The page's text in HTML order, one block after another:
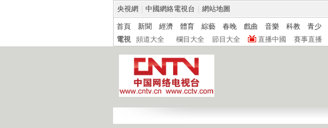
央視網 中國網絡電視台 網站地圖
首頁 新聞 經濟 體育 綜藝 春晚 戲曲 音樂 科教 青少
電視
頻道大全 欄目大全 節目大全 直播中國 賽事直播